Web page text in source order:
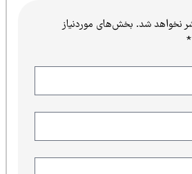
شد.بخش‌های موردنیاز